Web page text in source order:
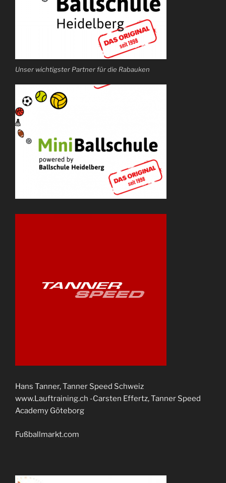
Unser wichtigster Partner für die Rabauken
Hans Tanner, Tanner Speed Schweiz
www.Lauftraining.ch -Carsten Effertz, Tanner Speed
Academy Göteborg
Fußballmarkt.com